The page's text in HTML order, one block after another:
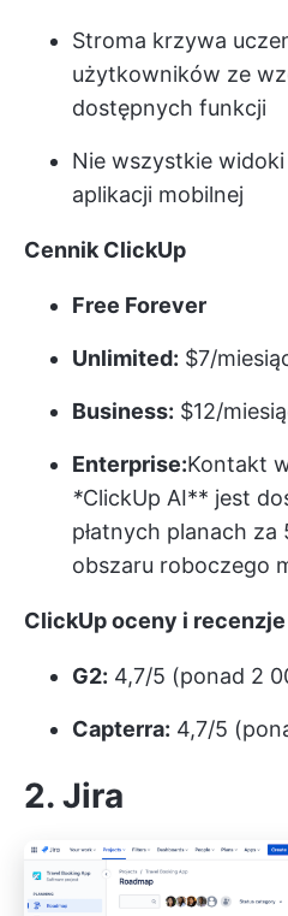
Stroma krzywa
użytkowników ze
dostępnych funkcji
Nie wszystkie
aplikacji mobilnej
Cennik ClickUp
Free Forever
Unlimited: $7/
Business: $12/
Enterprise:Kontakt
*ClickUp AI** jest
płatnych planach za
obszaru roboczego
ClickUp oceny i recenzje
G2: 4,7/5 (ponad 2
Capterra: 4,7/5
2. Jira